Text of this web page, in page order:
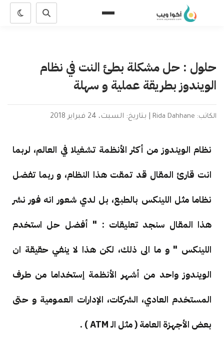
حلول : حل مشكلة بطئ النت في نظام
الويندوز بطريقة عملية و سهلة
الكاتب: Rida Dahhane بتاريخ: السبت، 24 فبراير 2018
نظام الويندوز من أكثر الأنظمة تشغيلا في العالم، لربما
انت قارئ المقال قد تمقت هذا النظام، و ربما تفضل
نظاما مثل اللينكس بالطبع، بل لدي شعور انه فور نشر
هذا المقال سنجد تعليقات : " أفضل حل استخدم
اللينكس " و ما الى ذلك، لكن هذا لا ينفي حقيقة ان
الويندوز واحد من أشهر الأنظمة إستخداما من طرف
المستخدم العادي، الشركات، الإدارات العمومية و حتى
بعض الأجهزة العامة ( مثل الـ ATM ) .